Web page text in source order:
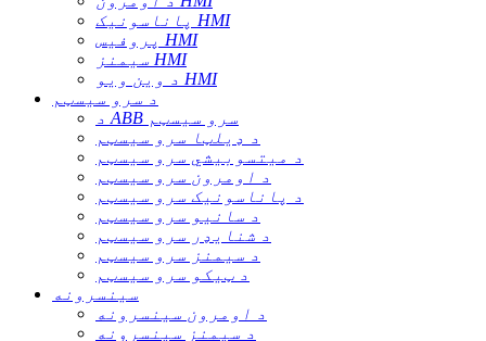
پاناسونیک HMI
پروفیس HMI
سیمنز HMI
د وین ویو HMI
د سرو سیسټم
د ABB سرو سیسټم
د ډیلټا سرو سیسټم
د میتسوبیشي سرو سیسټم
د اومرون سرو سیسټم
د پاناسونیک سرو سیسټم
د سانیو سرو سیسټم
د شنایډر سرو سیسټم
د سیمنز سرو سیسټم
د ټیکو سرو سیسټم
سینسرونه
د اومرون سینسرونه
د سیمنز سینسرونه